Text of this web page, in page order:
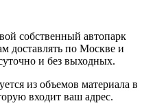
собственный автопарк
доставлять по Москве и
и без выходных.
из объемов материала в
входит ваш адрес.